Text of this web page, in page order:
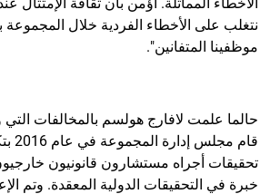
نتغلب على الأخطاء الفردية خلال المجموعة
موظفينا المتفانين".
حالما علمت لافارج هولسم بالمخالفات
قام
تحقيقات أجراه مستشارون قانونيون
خبرة في التحقيقات الدولية المعقدة. وتم